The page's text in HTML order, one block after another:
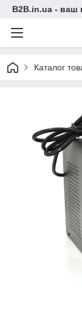
B2B.in.ua - ваш
Каталог